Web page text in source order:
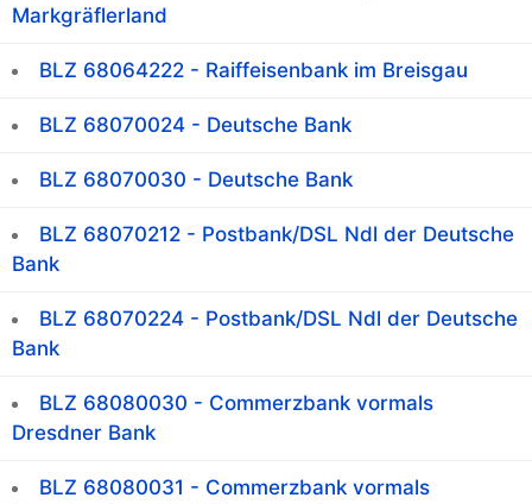
Markgräflerland
BLZ 68064222 - Raiffeisenbank im Breisgau
BLZ 68070024 - Deutsche Bank
BLZ 68070030 - Deutsche Bank
BLZ 68070212 - Postbank/DSL Ndl der Deutsche
Bank
BLZ 68070224 - Postbank/DSL Ndl der Deutsche
Bank
BLZ 68080030 - Commerzbank vormals
Dresdner Bank
BLZ 68080031 - Commerzbank vormals